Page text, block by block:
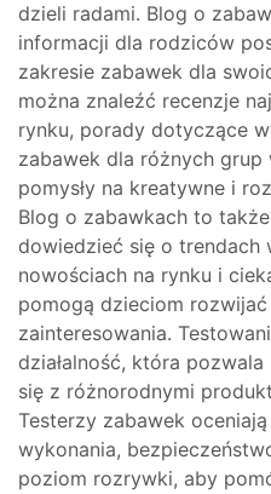
dzieli radami. Blog o
informacji dla rodziców
zakresie zabawek dla
można znaleźć recenzje
rynku, porady dotyczące
zabawek dla różnych
pomysły na kreatywne i
Blog o zabawkach to
dowiedzieć się o trendach
nowościach na rynku i
pomogą dzieciom
zainteresowania.
działalność, która pozwala
się z różnorodnymi
Testerzy zabawek
wykonania,
poziom rozrywki, aby